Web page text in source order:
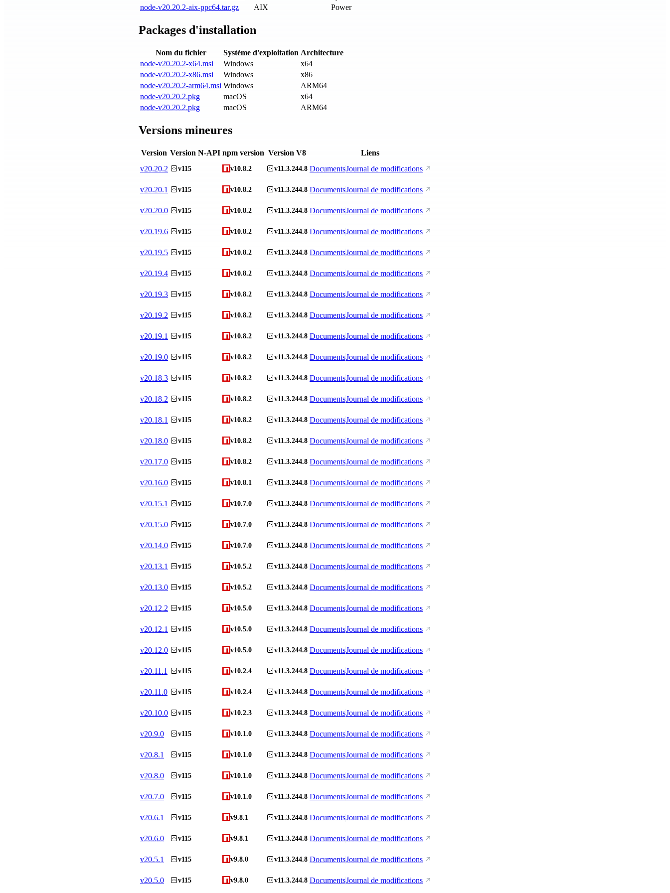
node-v20.20.2-aix-ppc64.tar.gz
AIX Power
Packages d'installation
Nom du fichier Système d'exploitation Architecture
node-v20.20.2-x64.msi
Windows
x64
node-v20.20.2-x86.msi
Windows
x86
node-v20.20.2-arm64.msi Windows
ARM64
node-v20.20.2.pkg
macOS
x64
node-v20.20.2.pkg
macOS ARM64
Versions mineures
Version Version N-API npm version Version V8
Liens
v20.20.2 v115 v10.8.2 v11.3.244.8 DocumentsJournal de modifications
v20.20.1 v115 v10.8.2 v11.3.244.8 DocumentsJournal de modifications
v20.20.0 v115 v10.8.2 v11.3.244.8 DocumentsJournal de modifications
v20.19.6 v115 v10.8.2 v11.3.244.8 DocumentsJournal de modifications
v20.19.5 v115 v10.8.2 v11.3.244.8 DocumentsJournal de modifications
v20.19.4 v115 v10.8.2 v11.3.244.8 DocumentsJournal de modifications
v20.19.3 v115 v10.8.2 v11.3.244.8 DocumentsJournal de modifications
v20.19.2 v115 v10.8.2 v11.3.244.8 DocumentsJournal de modifications
v20.19.1 v115 v10.8.2 v11.3.244.8 DocumentsJournal de modifications
v20.19.0 v115 v10.8.2 v11.3.244.8 DocumentsJournal de modifications
v20.18.3 v115 v10.8.2 v11.3.244.8 DocumentsJournal de modifications
v20.18.2 v115 v10.8.2 v11.3.244.8 DocumentsJournal de modifications
v20.18.1 v115 v10.8.2 v11.3.244.8 DocumentsJournal de modifications
v20.18.0 v115 v10.8.2 v11.3.244.8 DocumentsJournal de modifications
v20.17.0 v115 v10.8.2 v11.3.244.8 DocumentsJournal de modifications
v20.16.0 v115 v10.8.1 v11.3.244.8 DocumentsJournal de modifications
v20.15.1 v115 v10.7.0 v11.3.244.8 DocumentsJournal de modifications
v20.15.0 v115 v10.7.0 v11.3.244.8 DocumentsJournal de modifications
v20.14.0 v115 v10.7.0 v11.3.244.8 DocumentsJournal de modifications
v20.13.1 v115 v10.5.2 v11.3.244.8 DocumentsJournal de modifications
v20.13.0 v115 v10.5.2 v11.3.244.8 DocumentsJournal de modifications
v20.12.2 v115 v10.5.0 v11.3.244.8 DocumentsJournal de modifications
v20.12.1 v115 v10.5.0 v11.3.244.8 DocumentsJournal de modifications
v20.12.0 v115 v10.5.0 v11.3.244.8 DocumentsJournal de modifications
v20.11.1 v115 v10.2.4 v11.3.244.8 DocumentsJournal de modifications
v20.11.0 v115 v10.2.4 v11.3.244.8 DocumentsJournal de modifications
v20.10.0 v115 v10.2.3 v11.3.244.8 DocumentsJournal de modifications
v20.9.0 v115 v10.1.0 v11.3.244.8 DocumentsJournal de modifications
v20.8.1 v115 v10.1.0 v11.3.244.8 DocumentsJournal de modifications
v20.8.0 v115 v10.1.0 v11.3.244.8 DocumentsJournal de modifications
v20.7.0 v115 v10.1.0 v11.3.244.8 DocumentsJournal de modifications
v20.6.1 v115 v9.8.1 v11.3.244.8 DocumentsJournal de modifications
v20.6.0 v115 v9.8.1 v11.3.244.8 DocumentsJournal de modifications
v20.5.1 v115 v9.8.0 v11.3.244.8 DocumentsJournal de modifications
v20.5.0 v115 v9.8.0 v11.3.244.8 DocumentsJournal de modifications